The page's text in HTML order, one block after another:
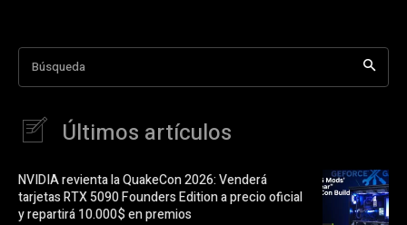
Búsqueda
Últimos artículos
NVIDIA revienta la QuakeCon 2026: Venderá
tarjetas RTX 5090 Founders Edition a precio oficial
y repartirá 10.000$ en premios